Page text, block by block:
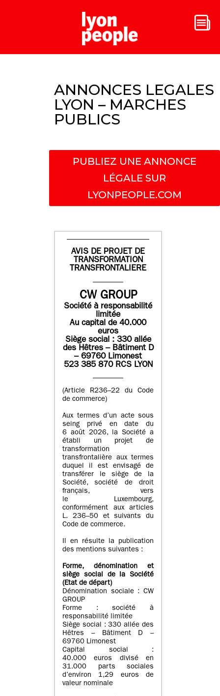
ANNONCES LEGALES
LYON – MARCHES
PUBLICS
PUBLIEZ UNE ANNONCE
LÉGALE SUR
LYONPEOPLE.COM
AVIS DE PROJET DE
TRANSFORMATION
TRANSFRONTALIERE
CW GROUP
Société à responsabilité
limitée
Au capital de 40.000
euros
Siège social : 330 allée
des Hêtres – Bâtiment D
– 69760 Limonest
523 385 870 RCS LYON
(Article R236–22 du Code
de commerce)
Aux termes d’un acte sous
seing privé en date du
6 août 2026, la Société a
établi un projet de
transformation
transfrontalière aux termes
duquel il est envisagé de
transférer le siège de la
Société, société de droit
français, vers
le Luxembourg,
conformément aux articles
L. 236–50 et suivants du
Code de commerce.
Il en résulte la publication
des mentions suivantes :
Forme, dénomination et
siège social de la Société
(Etatde départ)
Dénomination sociale : CW
GROUP
Forme : société à
responsabilité limitée
Siège social : 330 allée des
Hêtres – Bâtiment D –
69760 Limonest
Capital social :
40.000 euros divisé en
31.000 parts sociales
d’environ 1,29 euros de
valeur nominale